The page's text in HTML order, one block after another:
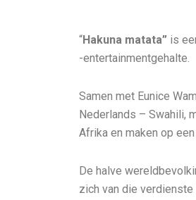
“Hakuna matata” is
-entertainmentgehalte.
Samen met Eunice
Nederlands – Swahili,
Afrika en maken op
De halve
zich van die